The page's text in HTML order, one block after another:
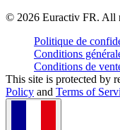
© 2026 Euractiv FR. All
Politique de
Conditions
Conditions de
This site is protected by
Policy and Terms of